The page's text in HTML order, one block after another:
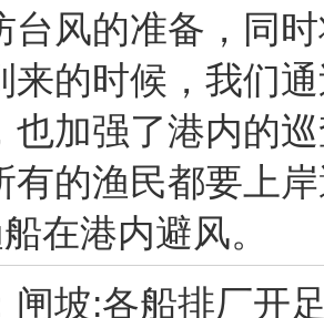
台风的准备，同
来的时候，我们
也加强了港内的
有的渔民都要上
在港内避风。
闸坡:各船排厂开